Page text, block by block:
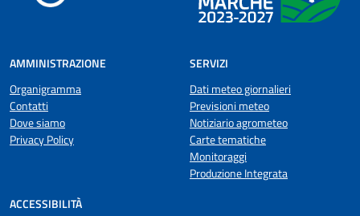
AMMINISTRAZIONE
Organigramma
Contatti
Dove siamo
Privacy Policy
SERVIZI
Dati meteo giornalieri
Previsioni meteo
Notiziario agrometeo
Carte tematiche
Monitoraggi
Produzione Integrata
ACCESSIBILITÀ